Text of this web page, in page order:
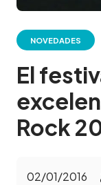
NOVEDADES
El
Rock
02/01/2016